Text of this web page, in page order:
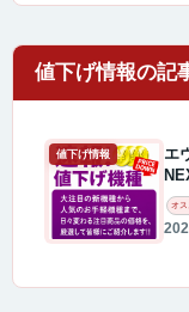
値下げ情報
エ
オス